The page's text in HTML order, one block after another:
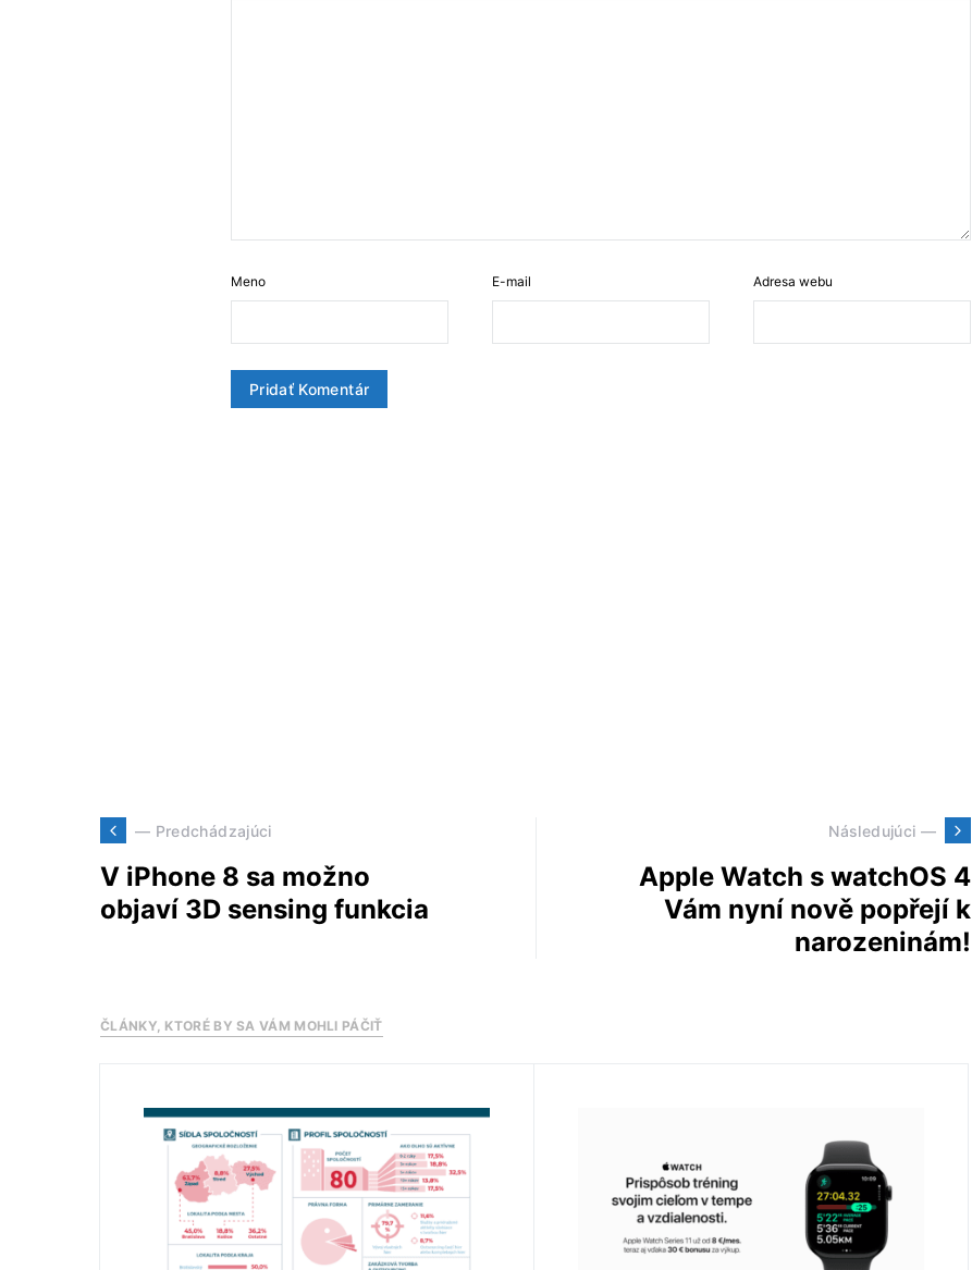
Meno E-mail Adresa webu
— Predchádzajúci
V iPhone 8 sa možno
objaví 3D sensing funkcia
Následujúci —
Apple Watch s watchOS 4
Vám nyní nově popřejí k
narozeninám!
ČLÁNKY, KTORÉ BY SA VÁM MOHLI PÁČIŤ